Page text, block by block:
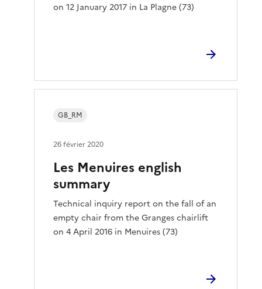
on 12 January 2017 in La Plagne (73)
Les Menuires english
summary
Technical inquiry report on the fall of an
empty chair from the Granges chairlift
on 4 April 2016 in Menuires (73)
GB_RM
26 février 2020